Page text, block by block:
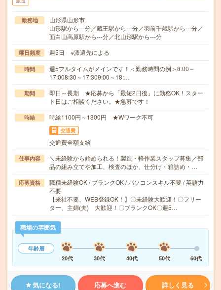
勤務地
山形県山形市
山形駅から---分／蔵王駅から---分／羽前千歳駅から---分／
面白山高原駅から---分／北山形駅から---分
曜日頻度 週5日 ※派遣先による
時間
週5フルタイムがメインです！＜勤務時間の例＞8:00～
17:008:30～17:309:00～18:…
期間
即日～長期 ★応募から「最短2日後」に勤務OK！スター
ト日はご相談ください。★急募です！
時給 時給1100円～1300円 ★Wワーク不可
交通費
交通費全額支給
仕事内容
＼未経験から始められる！製造・軽作業スタッフ募集／部
品の組み立てや加工、検査のほか、仕分け・箱詰め・…
応募資格
職種未経験OK / ブランクOK / パソコンスキル不要 / 英語力
不要
【来社不要、WEB登録OK！】〇未経験大歓迎！〇フリー
ター、主婦(夫) 大歓迎！〇ブランクOK〇週5…
職場の雰囲気
年齢層
20代
30代 40代 50代 60代
気になる! 応募へ進む 詳しく見る